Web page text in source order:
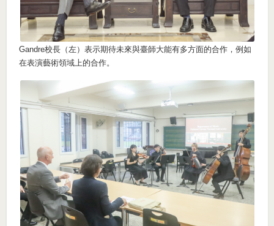
Gandre校長（左）表示期待未來與臺師大能有多方面的合作，例如
在表演藝術領域上的合作。